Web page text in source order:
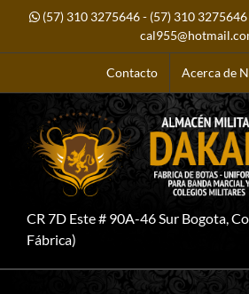
(57) 310 3275646- (57) 310 3275646
Contacto Acerca de
CR 7D Este # 90A-46 Sur Bogota,
Fábrica)